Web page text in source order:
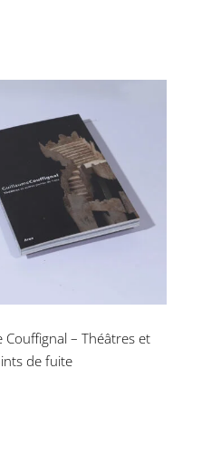
Couffignal –
et autres
points de fuite
Couffignal – Théâtres et
de fuite